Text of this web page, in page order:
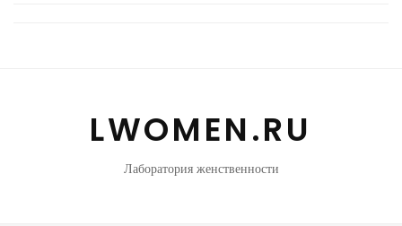
LWOMEN.RU
Лаборатория женственности